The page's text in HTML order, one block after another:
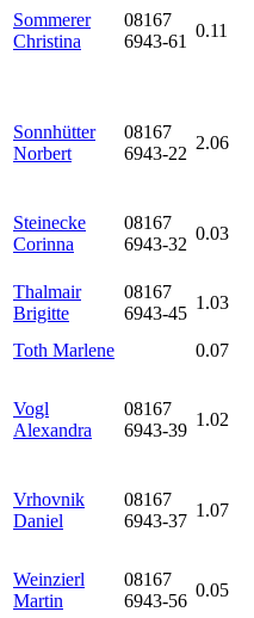
Sommerer
Christina
08167
6943-61
0.11
Sonnhütter
Norbert
08167
6943-22
2.06
Steinecke
Corinna
08167
6943-32
0.03
Thalmair
Brigitte
08167
6943-45
1.03
Toth Marlene
0.07
Vogl
Alexandra
08167
6943-39
1.02
Vrhovnik
Daniel
08167
6943-37
1.07
Weinzierl
Martin
08167
6943-56
0.05